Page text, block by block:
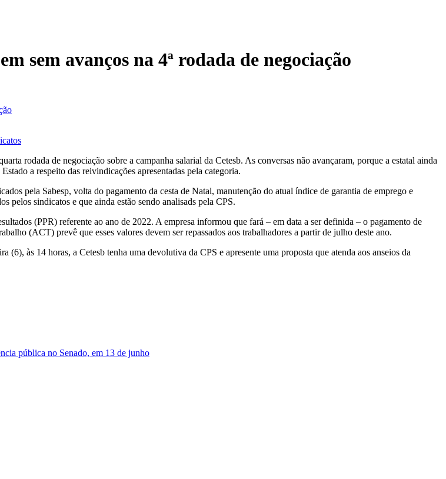
sem avanços na 4ª rodada de negociação
rodada de negociação sobre a campanha salarial da Cetesb. As conversas não avançaram, porque a estatal ainda
a respeito das reivindicações apresentadas pela categoria.
pela Sabesp, volta do pagamento da cesta de Natal, manutenção do atual índice de garantia de emprego e
pelos sindicatos e que ainda estão sendo analisads pela CPS.
(PPR) referente ao ano de 2022. A empresa informou que fará – em data a ser definida – o pagamento de
(ACT) prevê que esses valores devem ser repassados aos trabalhadores a partir de julho deste ano.
às 14 horas, a Cetesb tenha uma devolutiva da CPS e apresente uma proposta que atenda aos anseios da
pública no Senado, em 13 de junho